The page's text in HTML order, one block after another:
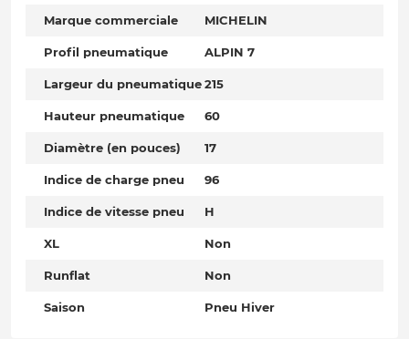
Marque commerciale MICHELIN
Profil pneumatique ALPIN 7
Largeur du pneumatique215
Hauteur pneumatique 60
Diamètre (en pouces) 17
Indice de charge pneu 96
Indice de vitesse pneu H
XL Non
Runflat Non
Saison Pneu Hiver